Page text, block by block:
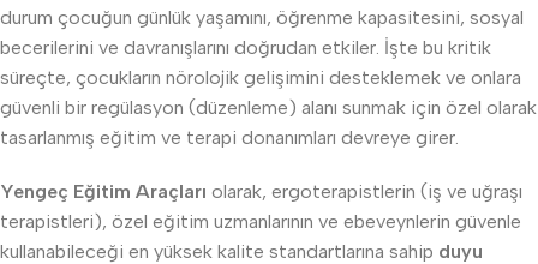
durum çocuğun günlük yaşamını, öğrenme kapasitesini, sosyal
becerilerini ve davranışlarını doğrudan etkiler. İşte bu kritik
süreçte, çocukların nörolojik gelişimini desteklemek ve onlara
güvenli bir regülasyon (düzenleme) alanı sunmak için özel olarak
tasarlanmış eğitim ve terapi donanımları devreye girer.
Yengeç Eğitim Araçları olarak, ergoterapistlerin (iş ve uğraşı
terapistleri), özel eğitim uzmanlarının ve ebeveynlerin güvenle
kullanabileceği en yüksek kalite standartlarına sahip duyu